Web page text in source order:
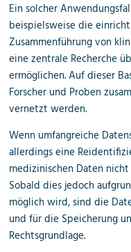
Ein solcher
beispielsweise die
Zusammenführung von
eine zentrale Recherche
ermöglichen. Auf dieser
Forscher und Proben
vernetzt werden.
Wenn umfangreiche
allerdings eine
medizinischen Daten
Sobald dies jedoch
möglich wird, sind die
und für die Speicherung
Rechtsgrundlage.